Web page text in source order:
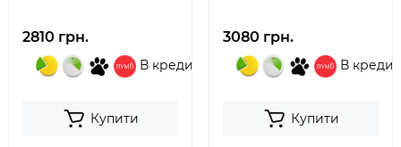
2810 грн.
В кредит
Купити
3080 грн.
В кредит
Купити